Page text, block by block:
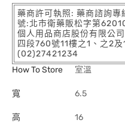
藥商許可執照: 藥商諮詢
號:北市衛藥販松字第
個人用品商店股份有限公
四段760號11樓之1、之2
(02)27421234
How To Store
室溫
寬 6.5
高 16